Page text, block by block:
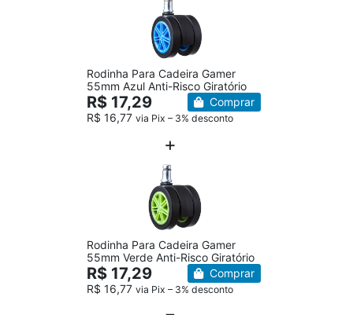
Rodinha Para Cadeira Gamer
55mm Azul Anti-Risco Giratório
R$ 17,29
R$ 16,77 via Pix – 3% desconto
Comprar
Rodinha Para Cadeira Gamer
55mm Verde Anti-Risco Giratório
R$ 17,29
R$ 16,77 via Pix – 3% desconto
Comprar